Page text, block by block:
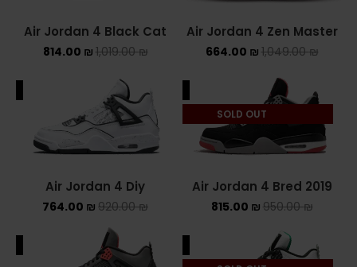
AIR JORDAN
AIR JORDAN 1 HIGH
AIR JORDAN 1 LOW
AIR JORDAN 1 MID
AIR JORDAN 4
AIR JORDAN KIDS
Air Jordan 4 Zen Master
1,049.00₪
664.00 ₪
Air Jordan 4 Black Cat
1,019.00₪
814.00 ₪
SOLD OUT
Air Jordan 4 Bred 2019
950.00₪
815.00 ₪
Air Jordan 4 Diy
920.00₪
764.00 ₪